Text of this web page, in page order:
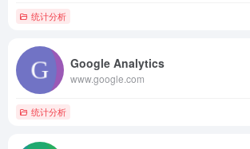
统计分析
Google Analytics
www.google.com
统计分析